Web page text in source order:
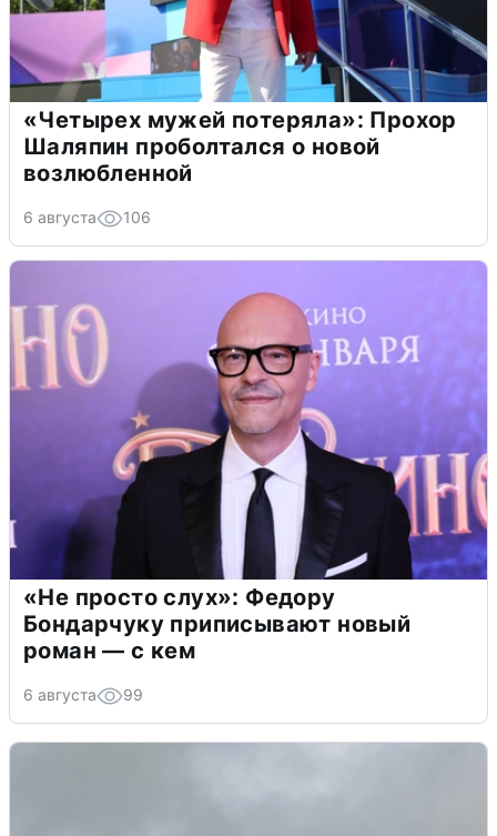
«Четырех мужей потеряла»: Прохор
Шаляпин проболтался о новой
возлюбленной
6 августа 106
«Не просто слух»: Федору
Бондарчуку приписывают новый
роман — с кем
6 августа 99